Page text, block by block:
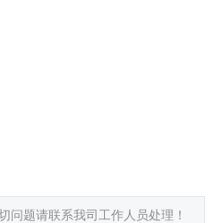
问题请联系我司工作人员处理！